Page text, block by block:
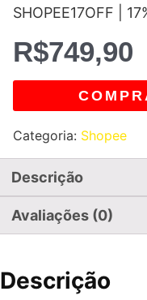
SHOPEE17OFF |
R$749,90
Categoria: Shopee
Descrição
Avaliações (0)
Descrição